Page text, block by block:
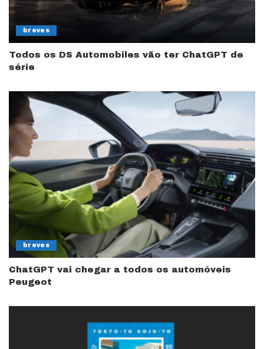
breves
Todos os DS Automobiles vão ter ChatGPT de
série
breves
ChatGPT vai chegar a todos os automóveis
Peugeot